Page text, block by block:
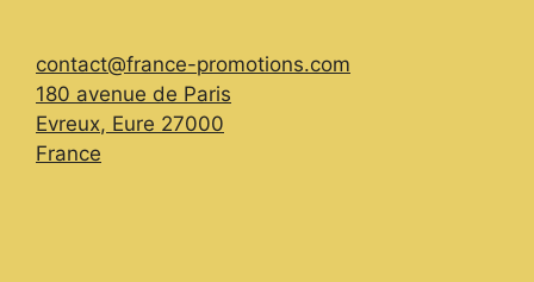
contact@france-promotions.com
180 avenue de Paris
Evreux, Eure 27000
France